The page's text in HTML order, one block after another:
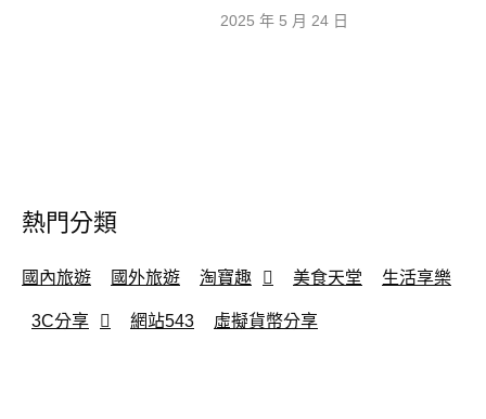
2025 年 5 月 24 日
熱門分類
國內旅遊 國外旅遊 淘寶趣 美食天堂 生活享樂
3C分享 網站543 虛擬貨幣分享